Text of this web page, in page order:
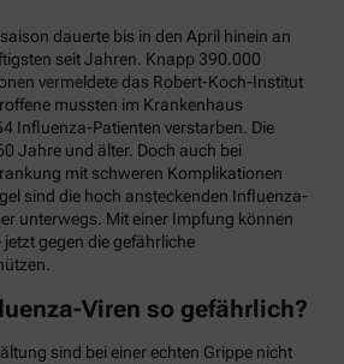
dauerte bis in den April hinein an
seit Jahren. Knapp 390.000
vermeldete das Robert-Koch-Institut
mussten im Krankenhaus
Influenza-Patienten verstarben. Die
Jahre und älter. Doch auch bei
mit schweren Komplikationen
sind die hoch ansteckenden Influenza-
unterwegs. Mit einer Impfung können
jetzt gegen die gefährliche
Viren so gefährlich?
sind bei einer echten Grippe nicht